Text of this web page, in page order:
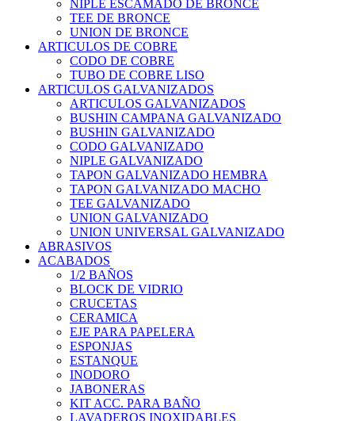
NIPLE ESCAMADO DE BRONCE
TEE DE BRONCE
UNION DE BRONCE
ARTICULOS DE COBRE
CODO DE COBRE
TUBO DE COBRE LISO
ARTICULOS GALVANIZADOS
ARTICULOS GALVANIZADOS
BUSHIN CAMPANA GALVANIZADO
BUSHIN GALVANIZADO
CODO GALVANIZADO
NIPLE GALVANIZADO
TAPON GALVANIZADO HEMBRA
TAPON GALVANIZADO MACHO
TEE GALVANIZADO
UNION GALVANIZADO
UNION UNIVERSAL GALVANIZADO
ABRASIVOS
ACABADOS
1/2 BAÑOS
BLOCK DE VIDRIO
CRUCETAS
CERAMICA
EJE PARA PAPELERA
ESPONJAS
ESTANQUE
INODORO
JABONERAS
KIT ACC. PARA BAÑO
LAVADEROS INOXIDABLES